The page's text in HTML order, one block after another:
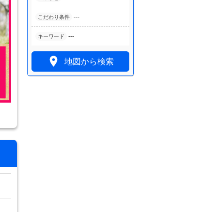
こだわり条件 ---
キーワード ---
 地図から検索